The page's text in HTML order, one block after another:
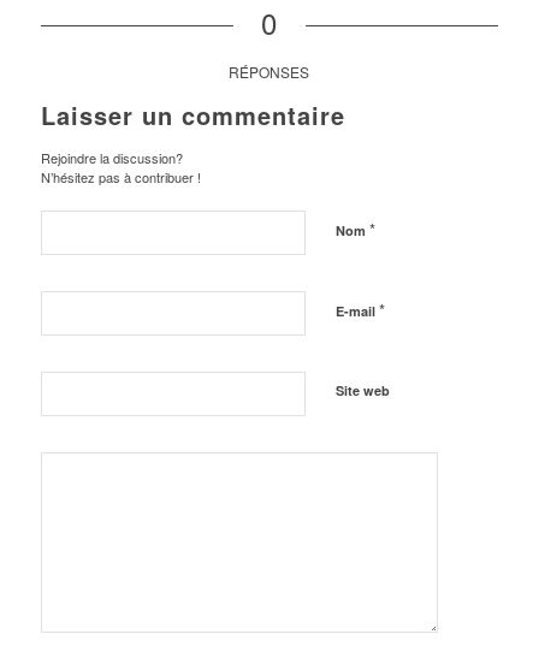
0
RÉPONSES
Laisser un commentaire
Rejoindre la discussion?
N’hésitez pas à contribuer !
Nom *
E-mail *
Site web